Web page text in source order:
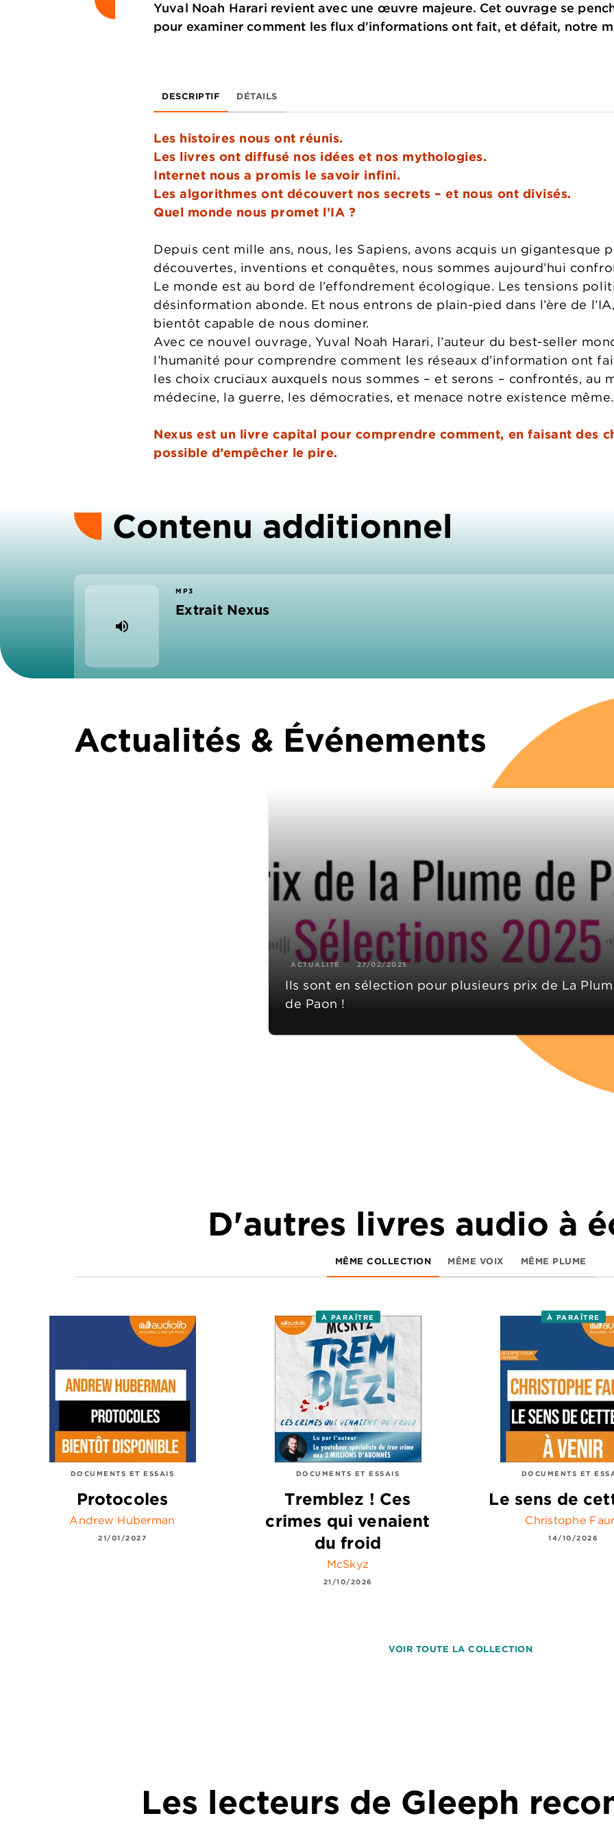
Yuval Noah Harari revient avec une œuvre majeure. Cet ouvrage se
pour examiner comment les flux d'informations ont fait, et défait, notre
DESCRIPTIF DÉTAILS
Les histoires nous ont réunis.
Les livres ont diffusé nos idées et nos mythologies.
Internet nous a promis le savoir infini.
Les algorithmes ont découvert nos secrets – et nous ont divisés.
Quel monde nous promet l’IA ?
Depuis cent mille ans, nous, les Sapiens, avons acquis un gigantesque
découvertes, inventions et conquêtes, nous sommes aujourd’hui
Le monde est au bord de l’effondrement écologique. Les tensions
désinformation abonde. Et nous entrons de plain-pied dans l’ère de
bientôt capable de nous dominer.
Avec ce nouvel ouvrage, Yuval Noah Harari, l’auteur du best-seller
l’humanité pour comprendre comment les réseaux d’information ont
les choix cruciaux auxquels nous sommes – et serons – confrontés, au
médecine, la guerre, les démocraties, et menace notre existence même.
Nexus est un livre capital pour comprendre comment, en faisant des
possible d’empêcher le pire.
Contenu additionnel
volume_up
MP3
Extrait Nexus
Actualités & Événements
ACTUALITÉ 27/02/2025
Ils sont en sélection pour plusieurs prix de La
de Paon !
D'autres livres audio à
MÊME COLLECTION MÊME VOIX MÊME PLUME
DOCUMENTS ET ESSAIS
Protocoles
Andrew Huberman
21/01/2027
À PARAÎTRE
DOCUMENTS ET ESSAIS
Tremblez ! Ces
crimes qui venaient
du froid
McSkyz
21/10/2026
À PARAÎTRE
DOCUMENTS ET
Le sens de
Christophe
14/10/2026
VOIR TOUTE LA COLLECTION
Les lecteurs de Gleeph